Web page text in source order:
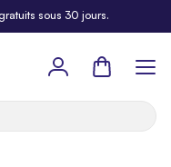
sous 30 jours.
Panier